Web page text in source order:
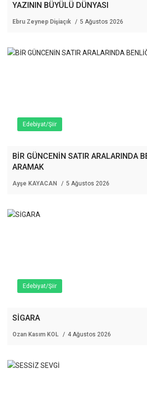
YAZININ BÜYÜLÜ DÜNYASI
Ebru Zeynep Dişiaçık 5 Ağustos 2026
Edebiyat/Şiir
BİR GÜNCENİN SATIR ARALARINDA
ARAMAK
Ayşe KAYACAN 5 Ağustos 2026
Edebiyat/Şiir
SİGARA
Ozan Kasım KOL 4 Ağustos 2026